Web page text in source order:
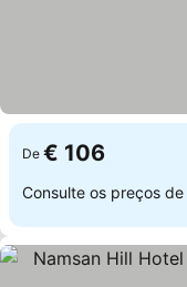
De € 106
Consulte os preços de